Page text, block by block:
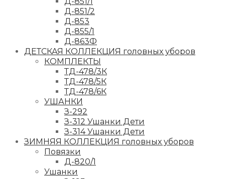
Д-851/2
Д-853
Д-855/1
Д-863Ф
ДЕТСКАЯ КОЛЛЕКЦИЯ головных уборов
КОМПЛЕКТЫ
ТД-478/3К
ТД-478/5К
ТД-478/6К
УШАНКИ
З-292
З-312 Ушанки Дети
З-314 Ушанки Дети
ЗИМНЯЯ КОЛЛЕКЦИЯ головных уборов
Повязки
Д-820/1
Ушанки